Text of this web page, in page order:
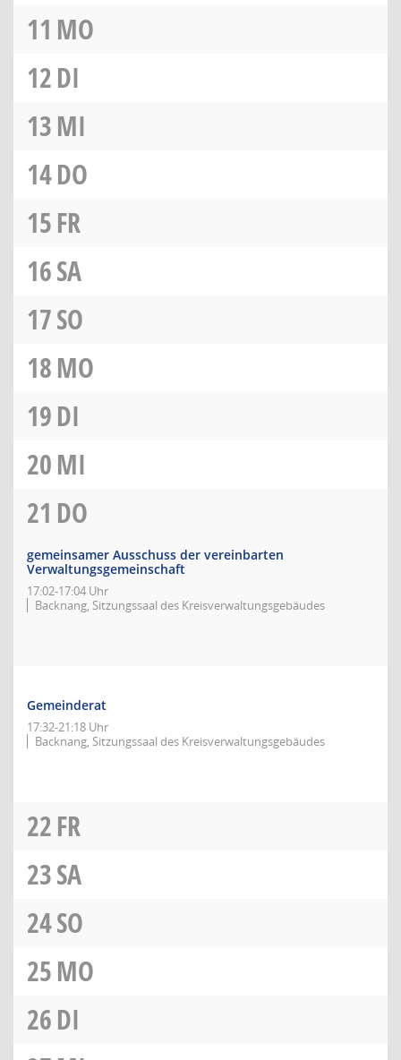
11 MO
12DI
13MI
14DO
15FR
16SA
17SO
18MO
19DI
20MI
21 DO
gemeinsamer Ausschuss der vereinbarten
Verwaltungsgemeinschaft
17:02-17:04 Uhr
Backnang, Sitzungssaal des Kreisverwaltungsgebäudes
Gemeinderat
17:32-21:18 Uhr
Backnang, Sitzungssaal des Kreisverwaltungsgebäudes
22FR
23SA
24SO
25MO
26DI